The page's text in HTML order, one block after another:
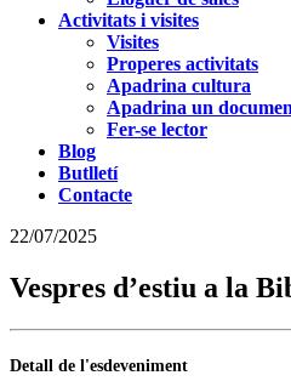
Activitats i visites
Visites
Properes activitats
Apadrina cultura
Apadrina un
Fer-se lector
Blog
Butlletí
Contacte
22/07/2025
Vespres d’estiu a la
Detall de l'esdeveniment